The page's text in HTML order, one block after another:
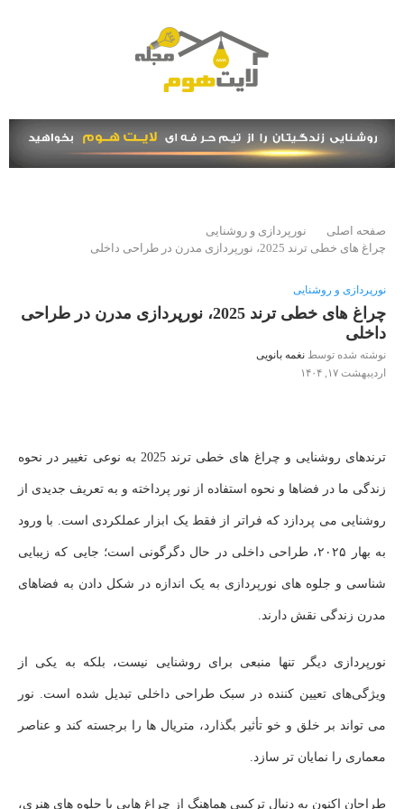
صفحه اصلی
نورپردازی و روشنایی
چراغ‌ های خطی ترند 2025، نورپردازی مدرن در طراحی داخلی
نورپردازی و روشنایی
چراغ‌ های خطی ترند 2025، نورپردازی مدرن در طراحی
داخلی
نوشته شده توسط نغمه بانویی
اردیبهشت ۱۷, ۱۴۰۴
ترندهای روشنایی و چراغ های خطی ترند 2025 به نوعی تغییر در نحوه
زندگی ما در فضاها و نحوه استفاده از نور پرداخته و به تعریف جدیدی از
روشنایی می ‌پردازد که فراتر از فقط یک ابزار عملکردی است. با ورود
به بهار ۲۰۲۵، طراحی داخلی در حال دگرگونی است؛ جایی که زیبایی‌
شناسی و جلوه‌ های نورپردازی به یک اندازه در شکل ‌دادن به فضاهای
مدرن زندگی نقش دارند.
نورپردازی دیگر تنها منبعی برای روشنایی نیست، بلکه به یکی از
ویژگی‌های تعیین ‌کننده در سبک طراحی داخلی تبدیل شده است. نور
می ‌تواند بر خلق و خو تأثیر بگذارد، متریال‌ ها را برجسته کند و عناصر
معماری را نمایان‌ تر سازد.
طراحان اکنون به دنبال ترکیبی هماهنگ از چراغ‌ هایی با جلوه‌ های هنری،